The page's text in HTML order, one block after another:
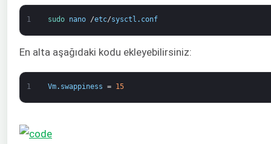
1 sudo nano /etc/sysctl . conf
En alta aşağıdaki kodu ekleyebilirsiniz:
1 Vm. swappiness = 15